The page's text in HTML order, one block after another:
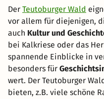
Der Teutoburger Wald
vor allem für diejenigen,
auch Kultur und
bei Kalkriese oder das
spannende Einblicke in
besonders für
wert. Der Teutoburger
bieten, z.B. viele schöne